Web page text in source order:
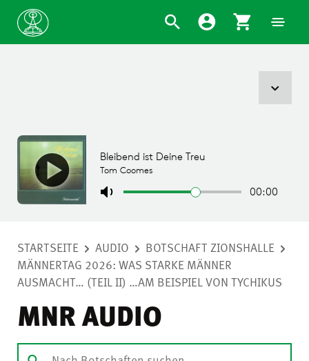
STARTSEITE AUDIO
BOTSCHAFT ZIONSHALLE
MÄNNERTAG 2026: WAS STARKE MÄNNER
AUSMACHT… (TEIL II) …AM BEISPIEL VON TYCHIKUS
MNR AUDIO